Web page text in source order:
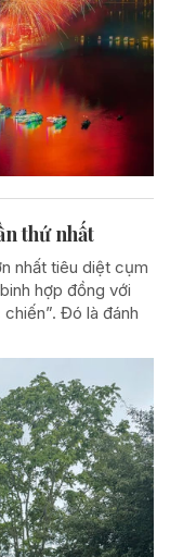
thứ nhất
nhất tiêu diệt cụm
hợp đồng với
Đó là đánh